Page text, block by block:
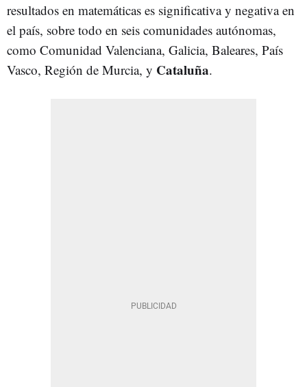
resultados en matemáticas es significativa y negativa en
el país, sobre todo en seis comunidades autónomas,
como Comunidad Valenciana, Galicia, Baleares, País
Vasco, Región de Murcia, y Cataluña.